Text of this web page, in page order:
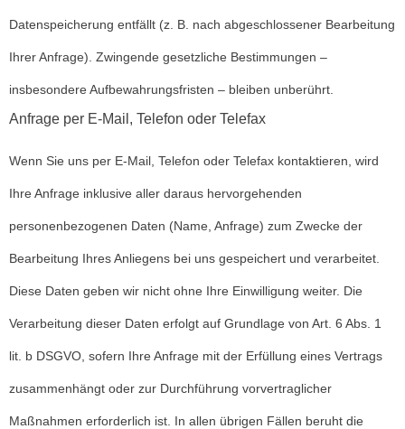
Datenspeicherung entfällt (z. B. nach abgeschlossener Bearbeitung
Ihrer Anfrage). Zwingende gesetzliche Bestimmungen –
insbesondere Aufbewahrungsfristen – bleiben unberührt.
Anfrage per E-Mail, Telefon oder Telefax
Wenn Sie uns per E-Mail, Telefon oder Telefax kontaktieren, wird
Ihre Anfrage inklusive aller daraus hervorgehenden
personenbezogenen Daten (Name, Anfrage) zum Zwecke der
Bearbeitung Ihres Anliegens bei uns gespeichert und verarbeitet.
Diese Daten geben wir nicht ohne Ihre Einwilligung weiter. Die
Verarbeitung dieser Daten erfolgt auf Grundlage von Art. 6 Abs. 1
lit. b DSGVO, sofern Ihre Anfrage mit der Erfüllung eines Vertrags
zusammenhängt oder zur Durchführung vorvertraglicher
Maßnahmen erforderlich ist. In allen übrigen Fällen beruht die